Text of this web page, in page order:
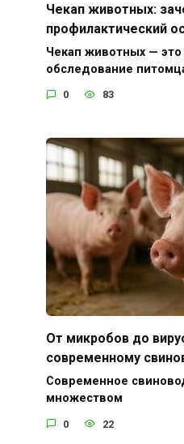
Чекап животных:
профилактический
Чекап животных —
обследование
0 83
От микробов до
современному
Современное
множеством
0 22